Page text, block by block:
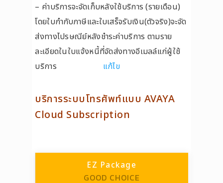
แก้ไข
– ค่าบริการจะจัดเก็บหลังใช้บริการ (รายเดือน)
โดยใบกำกับภาษีและใบเสร็จรับเงิน(ตัวจริง)จะจัด
ส่งทางไปรษณีย์หลังชำระค่าบริการ ตามราย
ละเอียดในใบแจ้งหนี้ที่จัดส่งทางอีเมลล์แก่ผู้ใช้
บริการ
บริการระบบโทรศัพท์แบบ AVAYA
Cloud Subscription
EZ Package
GOOD CHOICE